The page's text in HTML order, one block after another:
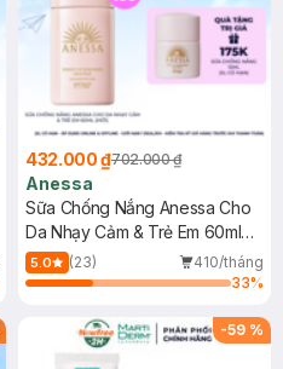
432.000 ₫702.000 ₫
Anessa
Sữa Chống Nắng Anessa Cho
Da Nhạy Cảm & Trẻ Em 60ml
(Mới)
5.0 (23)
410/tháng
33%
-59 %